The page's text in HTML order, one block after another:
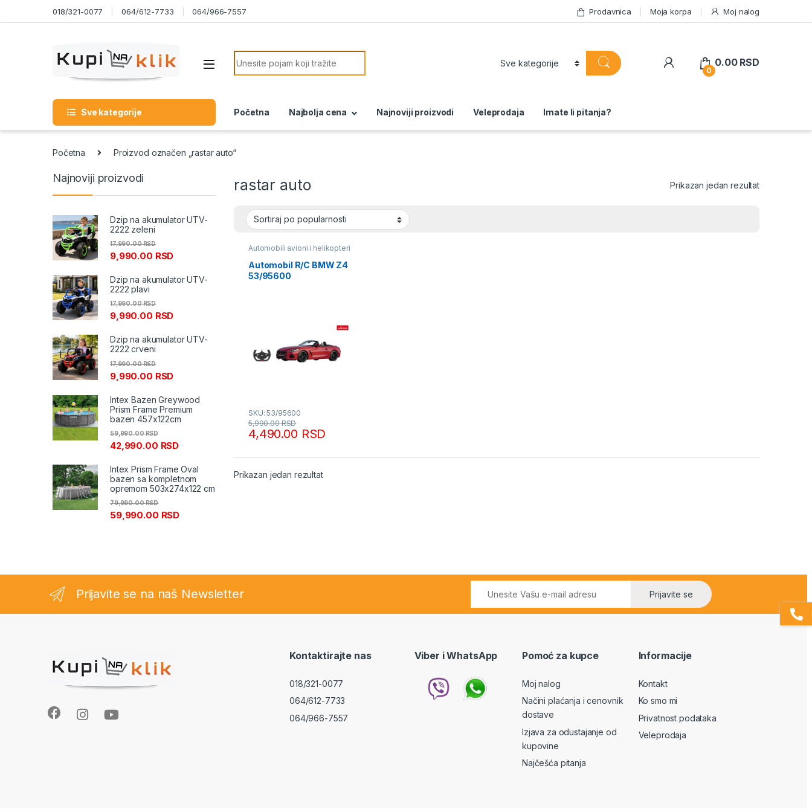
Skip to navigation018/321-0077 064/612-7733 064/966-7557 Prodavnica Moja korpa Moj nalog
Search for:
0
0.00 RSD
Sve kategorije Početna Najbolja cena Najnoviji proizvodi Veleprodaja Imate li pitanja?
Početna Proizvod označen „rastar auto“
rastar auto Prikazan jedan rezultat
Automobili avioni i helikopteri
Automobil R/C BMW Z4
53/95600
SKU: 53/95600
4,490.00 RSD
5,990.00RSD
Prikazan jedan rezultat
Najnoviji proizvodi
Dzip na akumulator UTV-
2222 zeleni
9,990.00 RSD
17,990.00RSD
Dzip na akumulator UTV-
2222 plavi
9,990.00 RSD
17,990.00RSD
Dzip na akumulator UTV-
2222 crveni
9,990.00 RSD
17,990.00RSD
Intex Bazen Greywood
Prism Frame Premium
bazen 457x122cm
42,990.00 RSD
59,990.00RSD
Intex Prism Frame Oval
bazen sa kompletnom
opremom 503x274x122 cm
59,990.00 RSD
79,990.00RSD
Prijavite se na naš Newsletter Prijavite se
Kontaktirajte nas
018/321-0077
064/612-7733
064/966-7557
Viber i WhatsApp Pomoć za kupce
Moj nalog
Načini plaćanja i cenovnik
dostave
Izjava za odustajanje od
kupovine
Najčešća pitanja
Informacije
Kontakt
Ko smo mi
Privatnost podataka
Veleprodaja